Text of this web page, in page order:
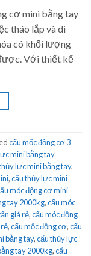
cơ mini bằng tay
tháo lắp và di
có khối lượng
Với thiết kế
cẩu mốc động cơ 3
mini bằng tay
lực mini bằng tay,
,cẩu thủy lực mini
móc động cơ mini
tay 2000kg,cẩu móc
giá rẻ,cẩu móc động
,cẩu mốc động cơ,cẩu
bằng tay,cẩu thủy lực
tay 2000kg,cẩu